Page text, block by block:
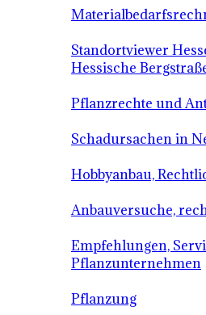
Standortviewer
Hessische
Pflanzrechte und
Schadursachen in
Hobbyanbau,
Anbauversuche,
Empfehlungen,
Pflanzunternehmen
Pflanzung